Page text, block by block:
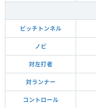
ピッチトンネル
ノビ
対左打者
対ランナー
コントロール